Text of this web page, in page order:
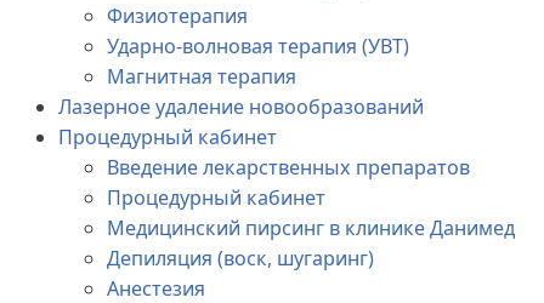
Физиотерапия
Ударно-волновая терапия (УВТ)
Магнитная терапия
Лазерное удаление новообразований
Процедурный кабинет
Введение лекарственных препаратов
Процедурный кабинет
Медицинский пирсинг в клинике Данимед
Депиляция (воск, шугаринг)
Анестезия